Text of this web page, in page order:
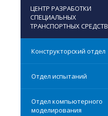
ЦЕНТР РАЗРАБОТКИ
СПЕЦИАЛЬНЫХ
ТРАНСПОРТНЫХ СРЕДСТВ
Конструкторский отдел
Отдел испытаний
Отдел компьютерного
моделирования